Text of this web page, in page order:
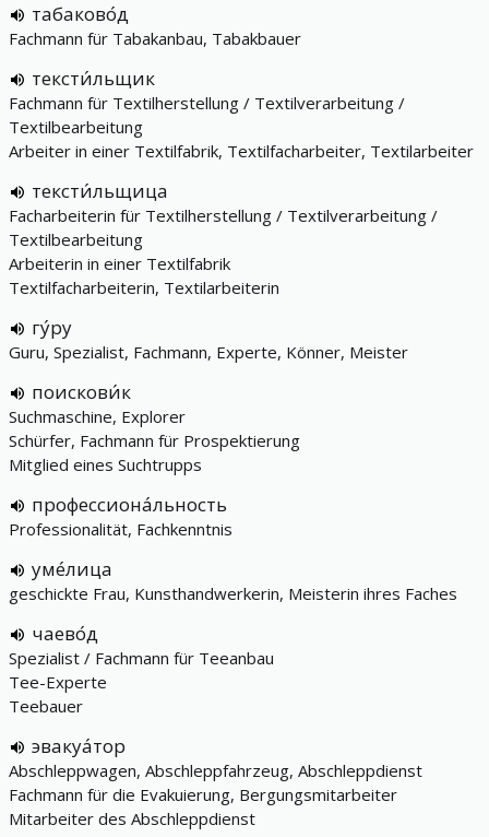
табаково́д
Fachmann für Tabakanbau, Tabakbauer
тексти́льщик
Fachmann für Textilherstellung / Textilverarbeitung /
Textilbearbeitung
Arbeiter in einer Textilfabrik, Textilfacharbeiter, Textilarbeiter
тексти́льщица
Facharbeiterin für Textilherstellung / Textilverarbeitung /
Textilbearbeitung
Arbeiterin in einer Textilfabrik
Textilfacharbeiterin, Textilarbeiterin
гу́ру
Guru, Spezialist, Fachmann, Experte, Könner, Meister
поискови́к
Suchmaschine, Explorer
Schürfer, Fachmann für Prospektierung
Mitglied eines Suchtrupps
профессиона́льность
Professionalität, Fachkenntnis
уме́лица
geschickte Frau, Kunsthandwerkerin, Meisterin ihres Faches
чаево́д
Spezialist / Fachmann für Teeanbau
Tee-Experte
Teebauer
эвакуа́тор
Abschleppwagen, Abschleppfahrzeug, Abschleppdienst
Fachmann für die Evakuierung, Bergungsmitarbeiter
Mitarbeiter des Abschleppdienst